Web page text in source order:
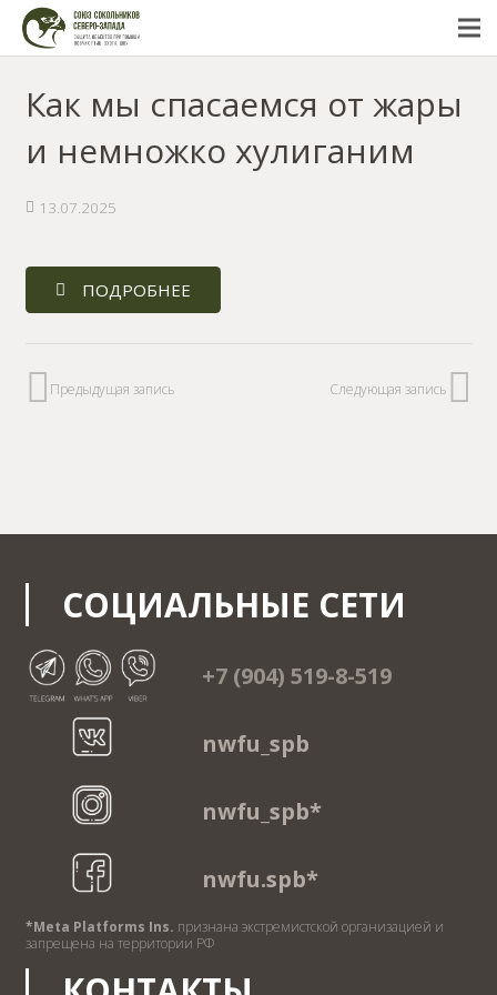
Как мы спасаемся от жары
и немножко хулиганим
13.07.2025
ПОДРОБНЕЕ
Предыдущая запись Следующая запись
СОЦИАЛЬНЫЕ СЕТИ
+7 (904) 519-8-519
nwfu_spb
nwfu_spb*
nwfu.spb*
*Meta Platforms Ins. признана экстремистской организацией и
запрещена на территории РФ